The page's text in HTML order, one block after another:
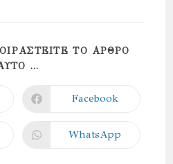
ΤΟ ΆΡΘΡΟ
...
CONTENT
Opens
new
window
Facebook
Opens
WhatsApp